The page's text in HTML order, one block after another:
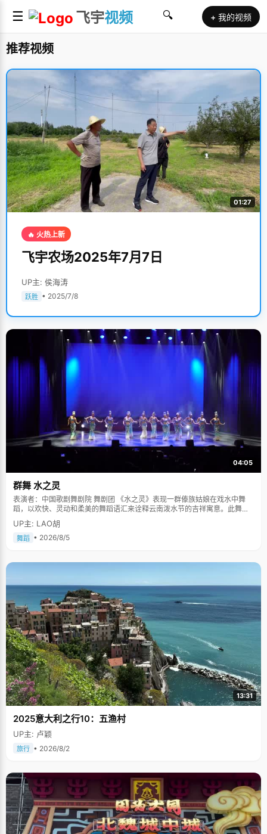
☰ 飞宇视频 🔍 + 我的视频
推荐视频
01:27
🔥 火热上新
飞宇农场2025年7月7日
UP主: 侯海涛
跃胜 • 2025/7/8
04:05
群舞 水之灵
表演者：中国歌剧舞剧院 舞剧团 《水之灵》表现一群傣族姑娘在戏水中舞
蹈，以欢快、灵动和柔美的舞蹈语汇来诠释云南泼水节的吉祥寓意。此舞蹈
多次在中国人民大会堂及国际舞台上表演，一直得到赞誉其舞美，人美，寓
意美。。
UP主: LAO胡
舞蹈 • 2026/8/5
13:31
2025意大利之行10：五渔村
UP主: 卢颖
旅行 • 2026/8/2